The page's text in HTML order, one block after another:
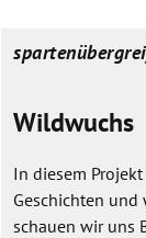
Wildwuchs
In diesem
Geschichten und
schauen wir uns